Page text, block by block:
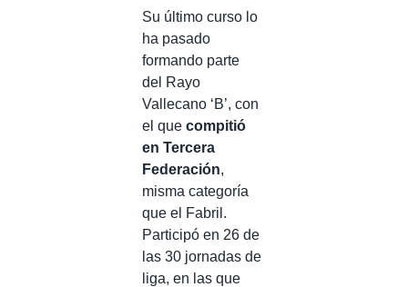
Su último curso lo
ha pasado
formando parte
del Rayo
Vallecano ‘B’, con
el que compitió
en Tercera
Federación,
misma categoría
que el Fabril.
Participó en 26 de
las 30 jornadas de
liga, en las que